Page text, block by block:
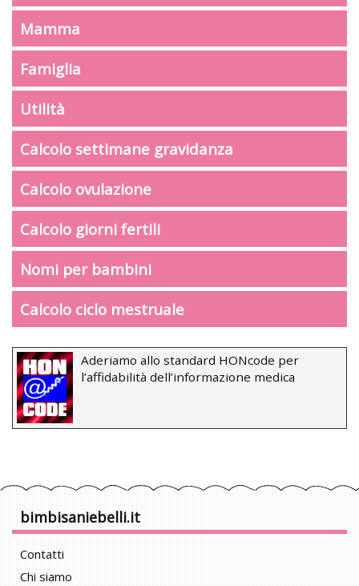
Mamma
Famiglia
Utilità
Calcolo settimane gravidanza
Calcolo ovulazione
Calcolo giorni fertili
Nomi per bambini
Calcolo ciclo mestruale
Aderiamo allo standard HONcode per
l’affidabilità dell’informazione medica
bimbisaniebelli.it
Contatti
Chi siamo